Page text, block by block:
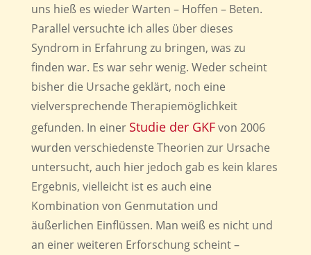
uns hieß es wieder Warten – Hoffen – Beten.
Parallel versuchte ich alles über dieses
Syndrom in Erfahrung zu bringen, was zu
finden war. Es war sehr wenig. Weder scheint
bisher die Ursache geklärt, noch eine
vielversprechende Therapiemöglichkeit
gefunden. In einer Studie der GKFvon 2006
wurden verschiedenste Theorien zur Ursache
untersucht, auch hier jedoch gab es kein klares
Ergebnis, vielleicht ist es auch eine
Kombination von Genmutation und
äußerlichen Einflüssen. Man weiß es nicht und
an einer weiteren Erforschung scheint –